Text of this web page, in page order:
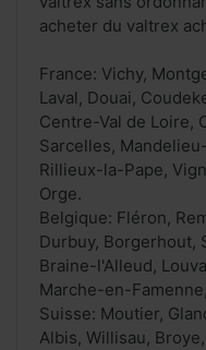
acheter du valtrex
France: Vichy,
Laval, Douai,
Centre-Val de Loire,
Sarcelles,
Rillieux-la-Pape,
Orge.
Belgique: Fléron,
Durbuy, Borgerhout,
Braine-l'Alleud,
Marche-en-
Suisse: Moutier,
Albis, Willisau,